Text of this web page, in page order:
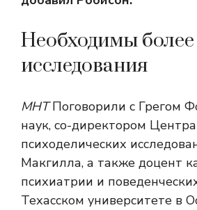
Необходимы
исследования
МНТПоговорили с Грегом
наук, со-директором Центра
психоделических
Макгилла, а также доцент
психиатрии и
Техасском университете в